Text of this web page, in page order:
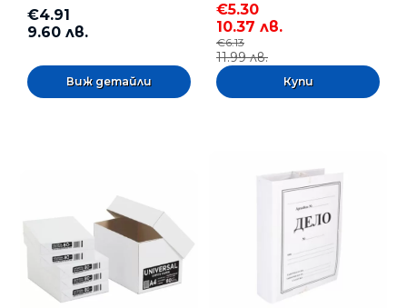
€4.91
9.60 лв.
Виж детайли
€5.30
10.37 лв.
€6.13
11.99 лв.